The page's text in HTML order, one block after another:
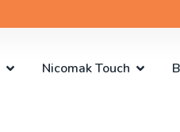
Nicomak Touch